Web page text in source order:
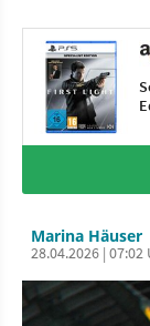
Marina Häuser
28.04.2026 |